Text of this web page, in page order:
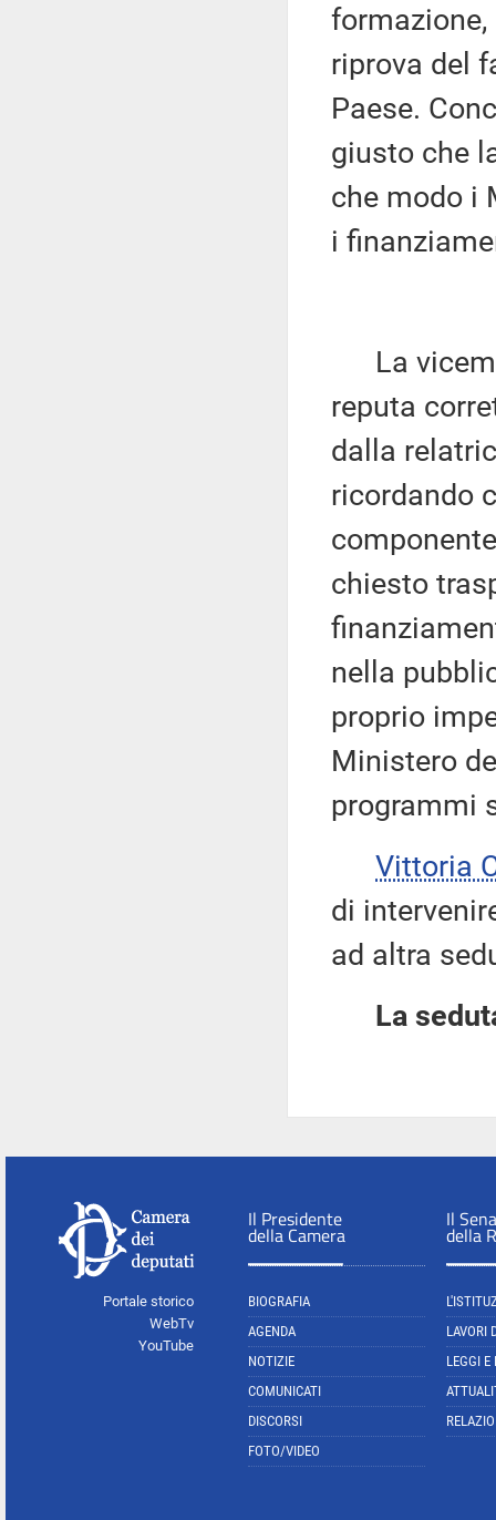
riprova del
Paese.
giusto che
che modo i
i
La
reputa
dalla
ricordando
chiesto
nella
proprio
Ministero
programmi
Vittoria
di
ad altra
La
Portale storico
WebTv
YouTube
Il Presidente
della Camera
BIOGRAFIA
AGENDA
NOTIZIE
COMUNICATI
DISCORSI
FOTO/VIDEO
Il
della
LAVORI
LEGGI E